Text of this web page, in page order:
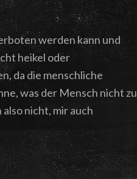
werden kann und
heikel oder
da die menschliche
was der Mensch nicht zu
nicht, mir auch